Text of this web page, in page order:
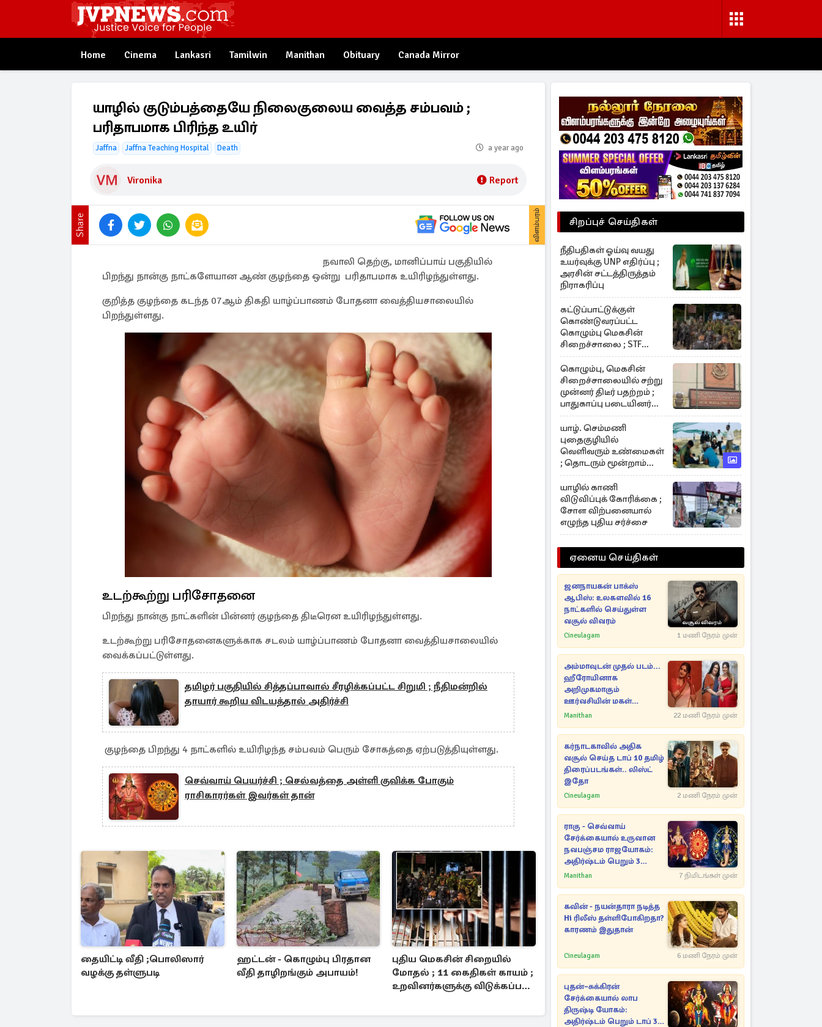
Home Cinema Lankasri Tamilwin Manithan Obituary Canada Mirror
யாழில் குடும்பத்தையே நிலைகுலைய வைத்த சம்பவம் ;
பரிதாபமாக பிரிந்த உயிர்
Jaffna Jaffna Teaching Hospital Death a year ago
Vironika Report
Share விளம்பரம்
நவாலி தெற்கு, மானிப்பாய் பகுதியில்
பிறந்து நான்கு நாட்களேயான ஆண் குழந்தை ஒன்று பரிதாபமாக உயிரிழந்துள்ளது.
குறித்த குழந்தை கடந்த 07ஆம் திகதி யாழ்ப்பாணம் போதனா வைத்தியசாலையில்
பிறந்துள்ளது.
உடற்கூற்று பரிசோதனை
பிறந்து நான்கு நாட்களின் பின்னர் குழந்தை திடீரென உயிரிழந்துள்ளது.
உடற்கூற்று பரிசோதனைகளுக்காக சடலம் யாழ்ப்பாணம் போதனா வைத்தியசாலையில்
வைக்கப்பட்டுள்ளது.
தமிழர் பகுதியில் சித்தப்பாவால் சீரழிக்கப்பட்ட சிறுமி ; நீதிமன்றில்
தாயார் கூறிய விடயத்தால் அதிர்ச்சி
குழந்தை பிறந்து 4 நாட்களில் உயிரிழந்த சம்பவம் பெரும் சோகத்தை ஏற்படுத்தியுள்ளது.
செவ்வாய் பெயர்ச்சி ; செல்வத்தை அள்ளி குவிக்க போகும்
ராசிகாரர்கள் இவர்கள் தான்
தையிட்டி வீதி ;பொலிஸார்
வழக்கு தள்ளுபடி
ஹட்டன் - கொழும்பு பிரதான
வீதி தாழிறங்கும் அபாயம்!
புதிய மெகசின் சிறையில்
மோதல் ; 11 கைதிகள் காயம் ;
உறவினர்களுக்கு விடுக்கப்பட்ட
சிறப்புச் செய்திகள்
நீதிபதிகள் ஓய்வு வயது
உயர்வுக்கு UNP எதிர்ப்பு ;
அரசின் சட்டத்திருத்தம்
நிராகரிப்பு
கட்டுப்பாட்டுக்குள்
கொண்டுவரப்பட்ட
கொழும்பு மெகசின்
சிறைச்சாலை ; STF
களத்தில்
கொழும்பு, மெகசின்
சிறைச்சாலையில் சற்று
முன்னர் திடீர் பதற்றம் ;
பாதுகாப்பு படையினர்
களத்தில்
யாழ். செம்மணி
புதைகுழியில்
வெளிவரும் உண்மைகள்
; தொடரும் மூன்றாம்
கட்ட அகழ்வாராய்ச்சி
யாழில் காணி
விடுவிப்புக் கோரிக்கை ;
சோள விற்பனையால்
எழுந்த புதிய சர்ச்சை
ஏனைய செய்திகள்
ஜனநாயகன் பாக்ஸ்
ஆபிஸ்: உலகளவில் 16
நாட்களில் செய்துள்ள
வசூல் விவரம்
Cineulagam 1 மணி நேரம் முன்
அம்மாவுடன் முதல் படம்...
ஹீரோயினாக
அறிமுகமாகும்
ஊர்வசியின் மகள்
தேஜலட்சுமி!
Manithan 22 மணி நேரம் முன்
கர்நாடகாவில் அதிக
வசூல் செய்த டாப் 10 தமிழ்
திரைப்படங்கள்.. லிஸ்ட்
இதோ
Cineulagam 2 மணி நேரம் முன்
ராகு - செவ்வாய்
சேர்க்கையால் உருவான
நவபஞ்சம ராஜயோகம்:
அதிர்ஷ்டம் பெறும் 3
ராசிகள்!
Manithan 7 நிமிடங்கள் முன்
கவின் - நயன்தாரா நடித்த
Hi ரிலீஸ் தள்ளிபோகிறதா?
காரணம் இதுதான்
Cineulagam 6 மணி நேரம் முன்
புதன்–சுக்கிரன்
சேர்க்கையால் லாப
திருஷ்டி யோகம்:
அதிர்ஷ்டம் பெறும் டாப் 3